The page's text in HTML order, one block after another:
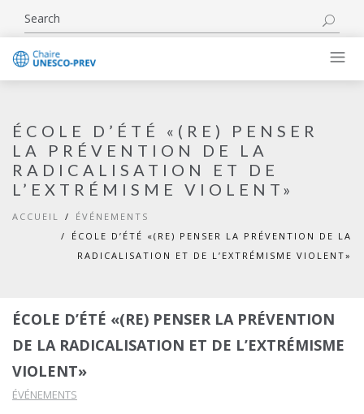
ÉCOLE D’ÉTÉ «(RE) PENSER
LA PRÉVENTION DE LA
RADICALISATION ET DE
L’EXTRÉMISME VIOLENT»
ACCUEIL
ÉVÉNEMENTS
ÉCOLE D’ÉTÉ «(RE) PENSER LA PRÉVENTION DE LA
RADICALISATION ET DE L’EXTRÉMISME VIOLENT»
ÉCOLE D’ÉTÉ «(RE) PENSER LA PRÉVENTION
DE LA RADICALISATION ET DE L’EXTRÉMISME
VIOLENT»
ÉVÉNEMENTS